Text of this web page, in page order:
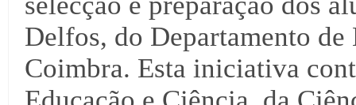
Delfos, do Departamento
Coimbra. Esta iniciativa